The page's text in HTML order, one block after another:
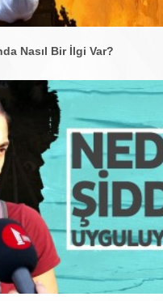
Nasıl Bir İlgi Var?